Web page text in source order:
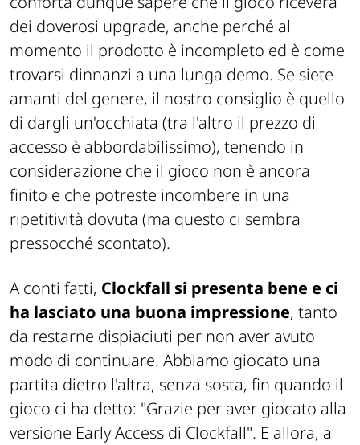
dei doverosi upgrade, anche perché al
momento il prodotto è incompleto ed è come
trovarsi dinnanzi a una lunga demo. Se siete
amanti del genere, il nostro consiglio è quello
di dargli un'occhiata (tra l'altro il prezzo di
accesso è abbordabilissimo), tenendo in
considerazione che il gioco non è ancora
finito e che potreste incombere in una
ripetitività dovuta (ma questo ci sembra
pressocché scontato).
A conti fatti, Clockfall si presenta bene e ci
ha lasciato una buona impressione, tanto
da restarne dispiaciuti per non aver avuto
modo di continuare. Abbiamo giocato una
partita dietro l'altra, senza sosta, fin quando il
gioco ci ha detto: "Grazie per aver giocato alla
versione Early Access di Clockfall". E allora, a